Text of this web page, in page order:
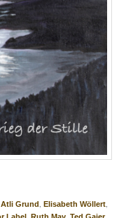
Atli Grund ,Elisabeth Wöllert
Label Ruth May Ted Gaier